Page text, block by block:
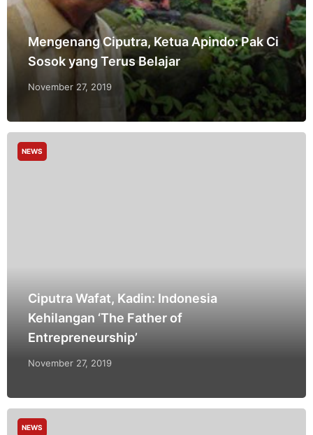
Mengenang Ciputra, Ketua Apindo: Pak Ci
Sosok yang Terus Belajar
November 27, 2019
Ciputra Wafat, Kadin: Indonesia
Kehilangan ‘The Father of
Entrepreneurship’
November 27, 2019
NEWS
NEWS